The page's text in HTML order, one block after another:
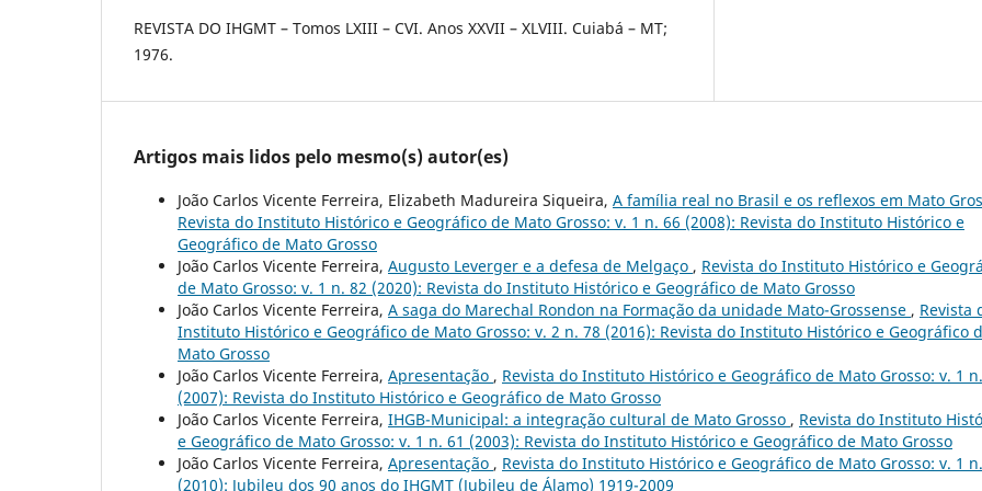
REVISTA DO IHGMT – Tomos LXIII – CVI. Anos XXVII – XLVIII. Cuiabá – MT;
1976.
Artigos mais lidos pelo mesmo(s) autor(es)
João Carlos Vicente Ferreira, Elizabeth Madureira Siqueira, A família real no Brasil e os reflexos em Mato
Revista do Instituto Histórico e Geográfico de Mato Grosso: v. 1 n. 66 (2008): Revista do Instituto Histórico e
Geográfico de Mato Grosso
João Carlos Vicente Ferreira, Augusto Leverger e a defesa de Melgaço , Revista do Instituto Histórico e
de Mato Grosso: v. 1 n. 82 (2020): Revista do Instituto Histórico e Geográfico de Mato Grosso
João Carlos Vicente Ferreira, A saga do Marechal Rondon na Formação da unidade Mato-Grossense , Revista
Instituto Histórico e Geográfico de Mato Grosso: v. 2 n. 78 (2016): Revista do Instituto Histórico e Geográfico
Mato Grosso
João Carlos Vicente Ferreira, Apresentação , Revista do Instituto Histórico e Geográfico de Mato Grosso: v. 1
(2007): Revista do Instituto Histórico e Geográfico de Mato Grosso
João Carlos Vicente Ferreira, IHGB-Municipal: a integração cultural de Mato Grosso , Revista do Instituto
e Geográfico de Mato Grosso: v. 1 n. 61 (2003): Revista do Instituto Histórico e Geográfico de Mato Grosso
João Carlos Vicente Ferreira, Apresentação , Revista do Instituto Histórico e Geográfico de Mato Grosso: v. 1
(2010): Jubileu dos 90 anos do IHGMT (Jubileu de Álamo) 1919-2009